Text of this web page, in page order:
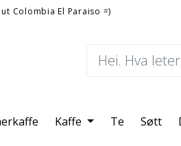
Colombia El Paraiso =)
Kaffe Te Søtt